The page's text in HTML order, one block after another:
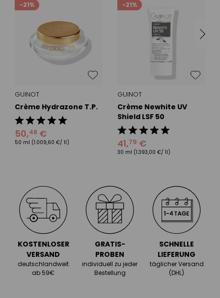
-21%
GUINOT
Crème Hydrazone T.P.
50,48 €
50 ml (1.009,60 €/ 1l)
-21%
GUINOT
Crème Newhite UV
Shield LSF 50
41,79 €
30 ml (1.393,00 €/ 1l)
KOSTENLOSER
VERSAND
deutschlandweit
ab 59€
GRATIS-
PROBEN
individuell zu jeder
Bestellung
SCHNELLE
LIEFERUNG
täglicher Versand
(DHL)